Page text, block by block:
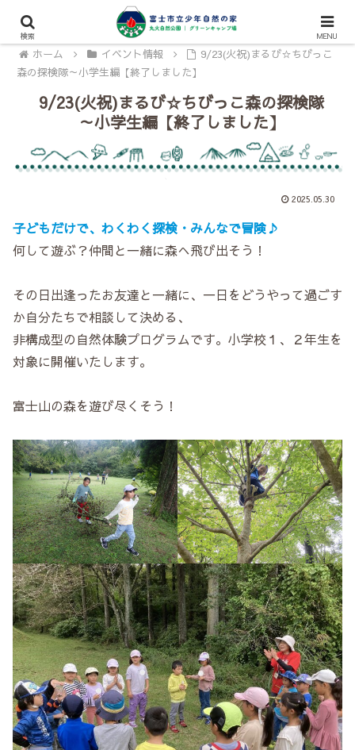
ホーム イベント情報
9/23(火祝)まるび☆ちびっこ
森の探検隊～小学生編【終了しました】
9/23(火祝)まるび☆ちびっこ森の探検隊
～小学生編【終了しました】
2025.05.30
子どもだけで、わくわく探検・みんなで冒険♪
何して遊ぶ？仲間と一緒に森へ飛び出そう！
その日出逢ったお友達と一緒に、一日をどうやって過ごす
か自分たちで相談して決める、
非構成型の自然体験プログラムです。小学校１、２年生を
対象に開催いたします。
富士山の森を遊び尽くそう！
検索 MENU